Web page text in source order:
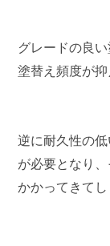
グレードの良
塗替え頻度が抑
逆に耐久性の
が必要となり
かかってきて